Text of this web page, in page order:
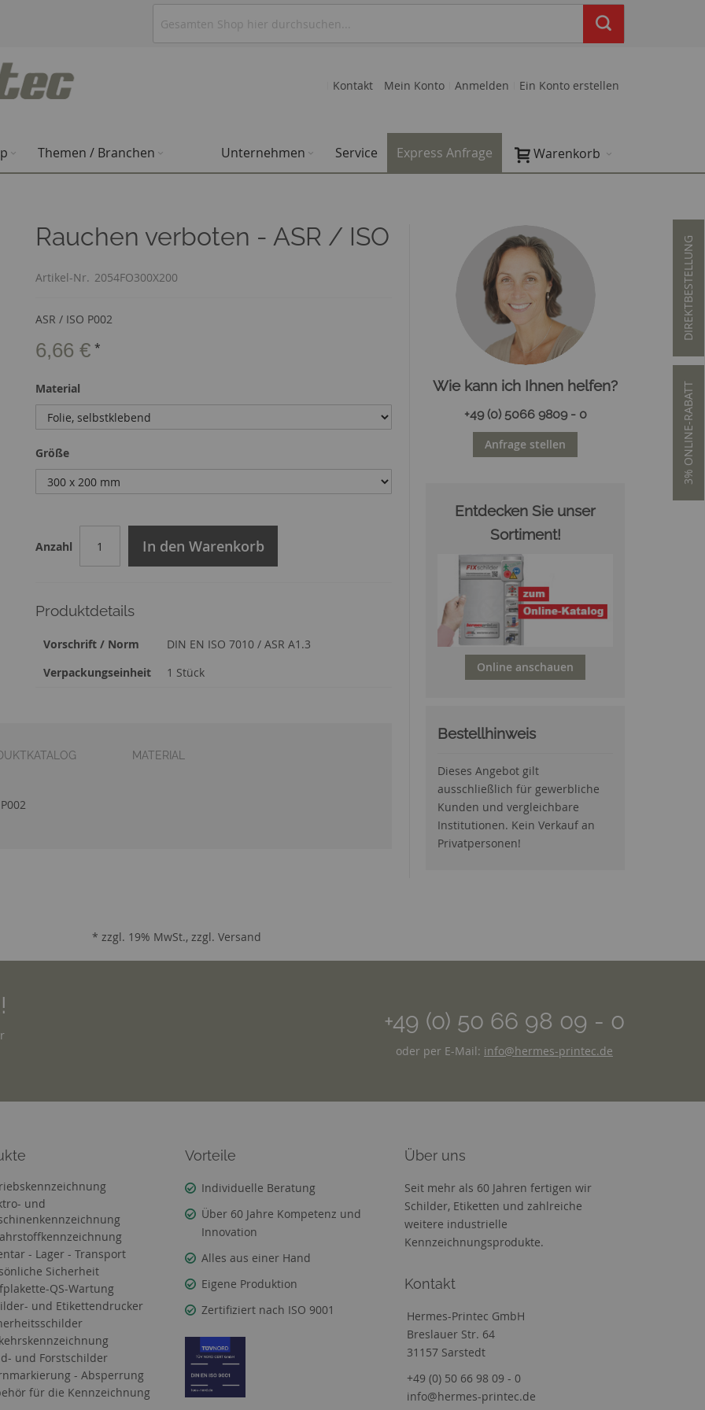
Mein Konto Anmelden Ein Konto erstellen
Kontakt
Warenkorb
Themen / Branchen Express Anfrage
Service
Unternehmen
Rauchen verboten - ASR / ISO
Artikel-Nr. 2054FO300X200
ASR / ISO P002
6,66 € *
Material
Größe
Anzahl In den Warenkorb
Produktdetails
Zusatzinformation
Vorschrift / Norm
DIN EN ISO 7010 / ASR A1.3
Verpackungseinheit
1 Stück
Wie kann ich Ihnen helfen?
+49 (0) 5066 9809 - 0
Anfrage stellen
Entdecken Sie unser
Sortiment!
Online anschauen
Bestellhinweis
Dieses Angebot gilt
ausschließlich für gewerbliche
Kunden und vergleichbare
Institutionen. Kein Verkauf an
Privatpersonen!
MATERIAL
DIREKTBESTELLUNG
3% ONLINE-RABATT
* zzgl. 19% MwSt., zzgl. Versand
+49 (0) 50 66 98 09 - 0
oder per E-Mail: info@hermes-printec.de
und
- Lager - Transport
Sicherheit
QS-Wartung
und Etikettendrucker
und Forstschilder
- Absperrung
für die Kennzeichnung
Vorteile
Individuelle Beratung
Über 60 Jahre Kompetenz und
Innovation
Alles aus einer Hand
Eigene Produktion
Zertifiziert nach ISO 9001
Über uns
Seit mehr als 60 Jahren fertigen wir
Schilder, Etiketten und zahlreiche
weitere industrielle
Kennzeichnungsprodukte.
Kontakt
Hermes-Printec GmbH
Breslauer Str. 64
31157 Sarstedt
+49 (0) 50 66 98 09 - 0
info@hermes-printec.de